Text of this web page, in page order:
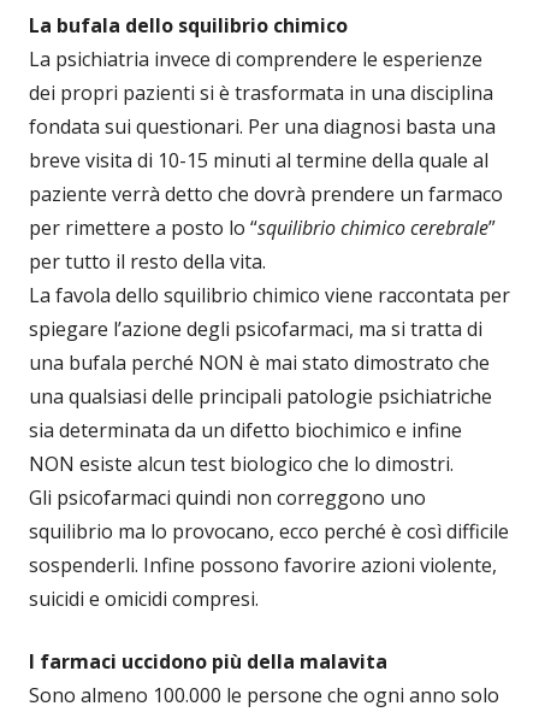
La bufala dello squilibrio chimico
La psichiatria invece di comprendere le esperienze
dei propri pazienti si è trasformata in una disciplina
fondata sui questionari. Per una diagnosi basta una
breve visita di 10-15 minuti al termine della quale al
paziente verrà detto che dovrà prendere un farmaco
per rimettere a posto lo “squilibrio chimico cerebrale”
per tutto il resto della vita.
La favola dello squilibrio chimico viene raccontata per
spiegare l’azione degli psicofarmaci, ma si tratta di
una bufala perché NON è mai stato dimostrato che
una qualsiasi delle principali patologie psichiatriche
sia determinata da un difetto biochimico e infine
NON esiste alcun test biologico che lo dimostri.
Gli psicofarmaci quindi non correggono uno
squilibrio ma lo provocano, ecco perché è così difficile
sospenderli. Infine possono favorire azioni violente,
suicidi e omicidi compresi.
I farmaci uccidono più della malavita
Sono almeno 100.000 le persone che ogni anno solo